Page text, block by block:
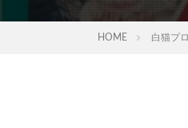
HOME 白猫プ